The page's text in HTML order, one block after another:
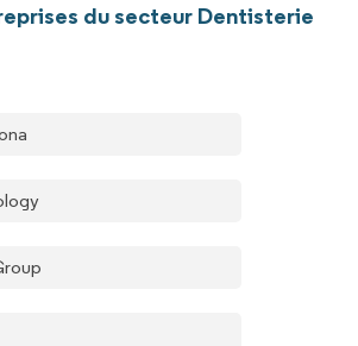
du secteur Dentisterie